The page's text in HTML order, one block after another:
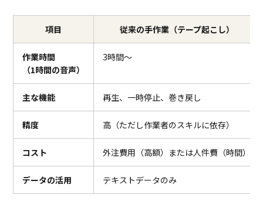
項目 従来の手作業（テープ起こし）
作業時間
（1時間の音声）
3時間～
主な機能 再生、一時停止、巻き戻し
精度 高（ただし作業者のスキルに依存）
コスト 外注費用（高額）または人件費（時間）
データの活用 テキストデータのみ